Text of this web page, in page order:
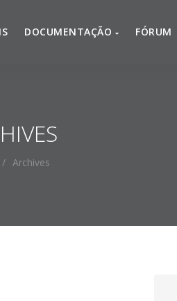
DOCUMENTAÇÃO FÓRUM
/ Archives